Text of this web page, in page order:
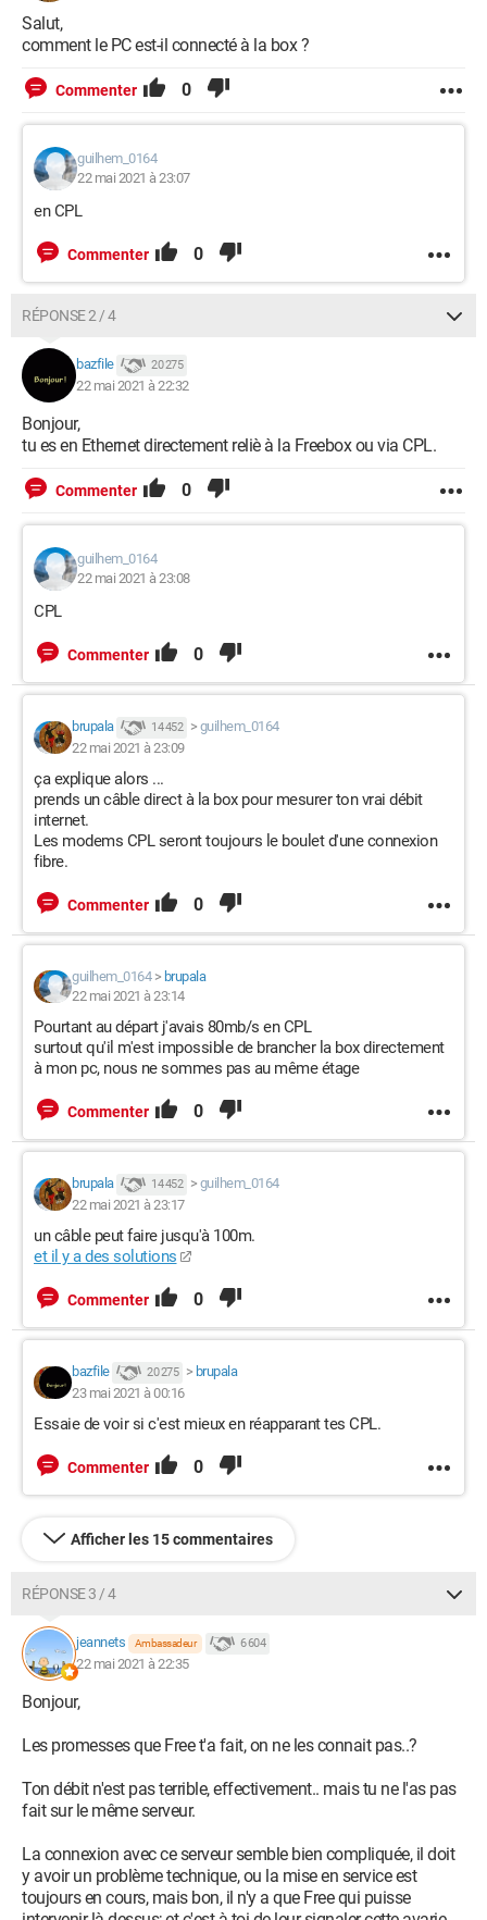
Salut,
comment le PC est-il connecté à la box ?
Commenter 0
guilhem_0164
22 mai 2021 à 23:07
en CPL
Commenter 0
RÉPONSE 2 / 4
bazfile 20 275
22 mai 2021 à 22:32
Bonjour,
tu es en Ethernet directement reliè à la Freebox ou via CPL.
Commenter 0
guilhem_0164
22 mai 2021 à 23:08
CPL
Commenter 0
brupala 14 452 > guilhem_0164
22 mai 2021 à 23:09
ça explique alors ...
prends un câble direct à la box pour mesurer ton vrai débit
internet.
Les modems CPL seront toujours le boulet d'une connexion
fibre.
Commenter 0
guilhem_0164> brupala
22 mai 2021 à 23:14
Pourtant au départ j'avais 80mb/s en CPL
surtout qu'il m'est impossible de brancher la box directement
à mon pc, nous ne sommes pas au même étage
Commenter 0
brupala 14 452 > guilhem_0164
22 mai 2021 à 23:17
un câble peut faire jusqu'à 100m.
et il y a des solutions
Commenter 0
bazfile 20 275 > brupala
23 mai 2021 à 00:16
Essaie de voir si c'est mieux en réapparant tes CPL.
Commenter 0
Afficher les 15 commentaires
RÉPONSE 3 / 4
jeannets Ambassadeur 6 604
22 mai 2021 à 22:35
Bonjour,
Les promesses que Free t'a fait, on ne les connait pas..?
Ton débit n'est pas terrible, effectivement.. mais tu ne l'as pas
fait sur le même serveur.
La connexion avec ce serveur semble bien compliquée, il doit
y avoir un problème technique, ou la mise en service est
toujours en cours, mais bon, il n'y a que Free qui puisse